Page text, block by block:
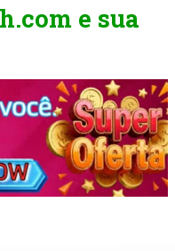
e sua